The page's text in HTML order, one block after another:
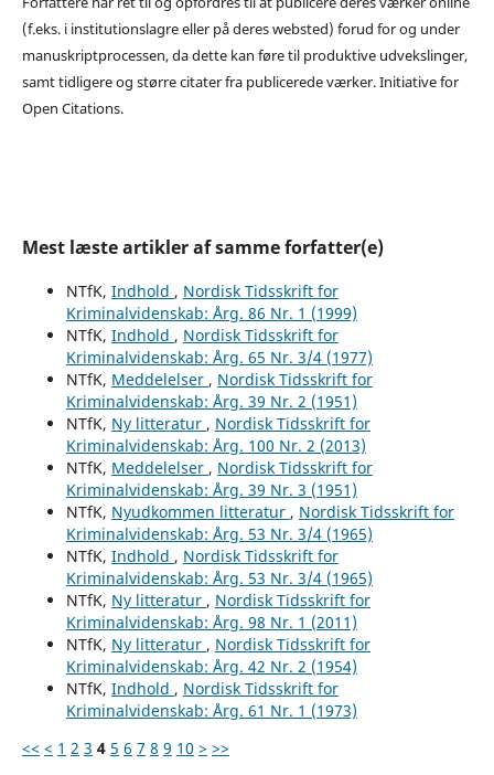
(f.eks. i institutionslagre eller på deres websted) forud for og under
manuskriptprocessen, da dette kan føre til produktive udvekslinger,
samt tidligere og større citater fra publicerede værker. Initiative for
Open Citations.
Mest læste artikler af samme forfatter(e)
NTfK, Indhold , Nordisk Tidsskrift for
Kriminalvidenskab: Årg. 86 Nr. 1 (1999)
NTfK, Indhold , Nordisk Tidsskrift for
Kriminalvidenskab: Årg. 65 Nr. 3/4 (1977)
NTfK, Meddelelser , Nordisk Tidsskrift for
Kriminalvidenskab: Årg. 39 Nr. 2 (1951)
NTfK, Ny litteratur , Nordisk Tidsskrift for
Kriminalvidenskab: Årg. 100 Nr. 2 (2013)
NTfK, Meddelelser , Nordisk Tidsskrift for
Kriminalvidenskab: Årg. 39 Nr. 3 (1951)
NTfK, Nyudkommen litteratur , Nordisk Tidsskrift for
Kriminalvidenskab: Årg. 53 Nr. 3/4 (1965)
NTfK, Indhold , Nordisk Tidsskrift for
Kriminalvidenskab: Årg. 53 Nr. 3/4 (1965)
NTfK, Ny litteratur , Nordisk Tidsskrift for
Kriminalvidenskab: Årg. 98 Nr. 1 (2011)
NTfK, Ny litteratur , Nordisk Tidsskrift for
Kriminalvidenskab: Årg. 42 Nr. 2 (1954)
NTfK, Indhold , Nordisk Tidsskrift for
Kriminalvidenskab: Årg. 61 Nr. 1 (1973)
<< < 1 2 3 4 5 6 7 8 9 10 > >>